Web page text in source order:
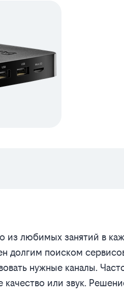
любимых занятий в
долгим поиском
нужные каналы.
или звук.